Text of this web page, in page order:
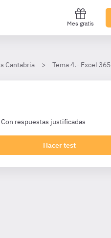
Mes gratis
Cantabria Tema 4.- Excel 365
Con respuestas justificadas
Hacer test